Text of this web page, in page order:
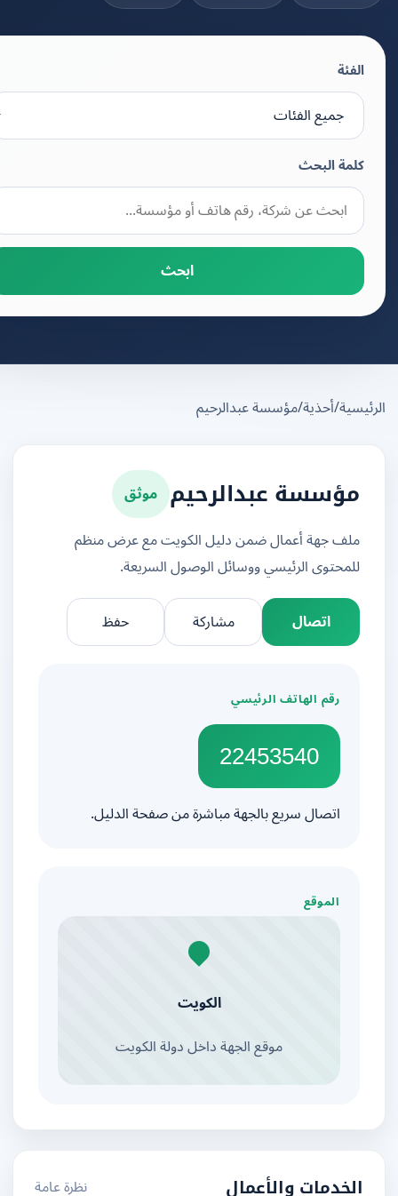
كلمة البحث
ابحث
/أحذية/مؤسسة عبدالرحيم
مؤسسة عبدالرحيم موثق
ملف جهة أعمال ضمن دليل الكويت مع عرض منظم
للمحتوى الرئيسي ووسائل الوصول السريعة.
اتصال
مشاركة
رقم الهاتف الرئيسي
22453540
اتصال سريع بالجهة مباشرة من صفحة الدليل.
الموقع
الكويت
موقع الجهة داخل دولة الكويت
الخدمات والأعمال نظرة عامة